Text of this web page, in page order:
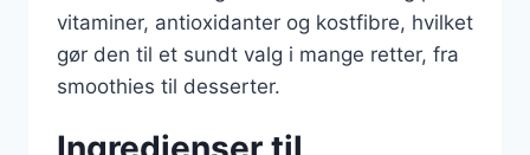
vitaminer, antioxidanter og kostfibre, hvilket
gør den til et sundt valg i mange retter, fra
smoothies til desserter.